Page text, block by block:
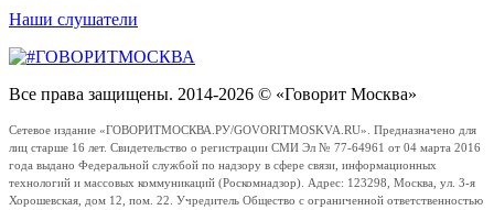
Наши слушатели
Все права защищены. 2014-2026 © «Говорит Москва»
Сетевое издание «ГОВОРИТМОСКВА.РУ/GOVORITMOSKVA.RU». Предназначено для
лиц старше 16 лет. Свидетельство о регистрации СМИ Эл № 77-64961 от 04 марта 2016
года выдано Федеральной службой по надзору в сфере связи, информационных
технологий и массовых коммуникаций (Роскомнадзор). Адрес: 123298, Москва, ул. 3-я
Хорошевская, дом 12, пом. 22. Учредитель Общество с ограниченной ответственностью